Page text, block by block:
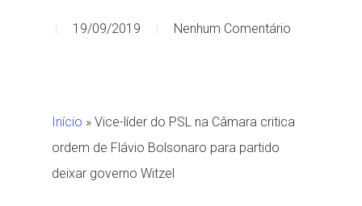
19/09/2019 Nenhum Comentário
Início » Vice-líder do PSL na Câmara critica
ordem de Flávio Bolsonaro para partido
deixar governo Witzel